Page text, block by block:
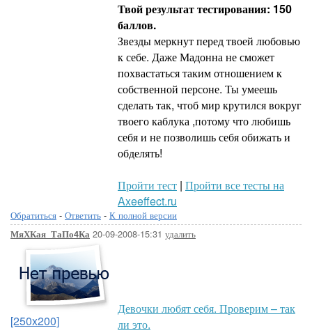
Твой результат тестирования: 150
баллов.
Звезды меркнут перед твоей любовью
к себе. Даже Мадонна не сможет
похвастаться таким отношением к
собственной персоне. Ты умеешь
сделать так, чтоб мир крутился вокруг
твоего каблука ,потому что любишь
себя и не позволишь себя обижать и
обделять!
Пройти тест | Пройти все тесты на
Axeeffect.ru
Обратиться - Ответить - К полной версии
МяХКая_ТаПо4Ка 20-09-2008-15:31 удалить
[250x200]
Девочки любят себя. Проверим – так
ли это.